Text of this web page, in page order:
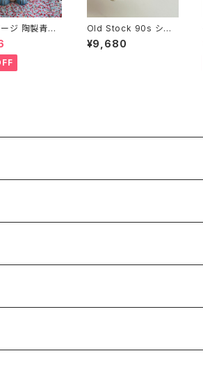
ージ 陶製青い
金箱
Old Stock 90s シル
バー925 シェルピアス
¥9,680